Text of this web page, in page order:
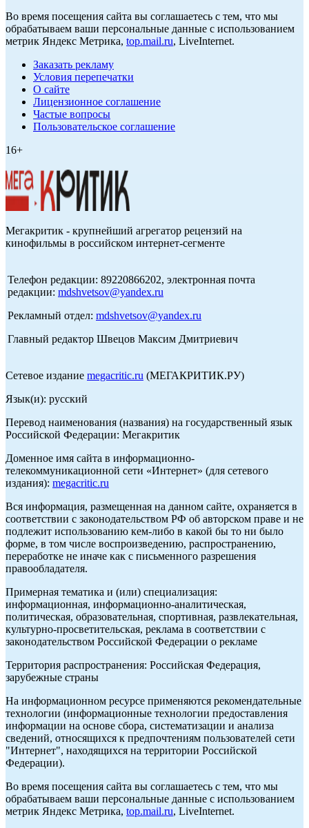
Во время посещения сайта вы соглашаетесь с тем, что мы
обрабатываем ваши персональные данные с использованием
метрик Яндекс Метрика, top.mail.ru, LiveInternet.
Заказать рекламу
Условия перепечатки
О сайте
Лицензионное соглашение
Частые вопросы
Пользовательское соглашение
16+
Мегакритик - крупнейший агрегатор рецензий на
кинофильмы в российском интернет-сегменте
Телефон редакции: 89220866202, электронная почта
редакции: mdshvetsov@yandex.ru
Рекламный отдел: mdshvetsov@yandex.ru
Главный редактор Швецов Максим Дмитриевич
Сетевое издание megacritic.ru (МЕГАКРИТИК.РУ)
Язык(и): русский
Перевод наименования (названия) на государственный язык
Российской Федерации: Мегакритик
Доменное имя сайта в информационно-
телекоммуникационной сети «Интернет» (для сетевого
издания): megacritic.ru
Вся информация, размещенная на данном сайте, охраняется в
соответствии с законодательством РФ об авторском праве и не
подлежит использованию кем-либо в какой бы то ни было
форме, в том числе воспроизведению, распространению,
переработке не иначе как с письменного разрешения
правообладателя.
Примерная тематика и (или) специализация:
информационная, информационно-аналитическая,
политическая, образовательная, спортивная, развлекательная,
культурно-просветительская, реклама в соответствии с
законодательством Российской Федерации о рекламе
Территория распространения: Российская Федерация,
зарубежные страны
На информационном ресурсе применяются рекомендательные
технологии (информационные технологии предоставления
информации на основе сбора, систематизации и анализа
сведений, относящихся к предпочтениям пользователей сети
"Интернет", находящихся на территории Российской
Федерации).
Во время посещения сайта вы соглашаетесь с тем, что мы
обрабатываем ваши персональные данные с использованием
метрик Яндекс Метрика, top.mail.ru, LiveInternet.